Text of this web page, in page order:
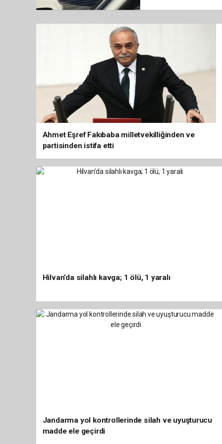
Ahmet Eşref Fakıbaba milletvekilliğinden ve
partisinden istifa etti
Hilvan’da silahlı kavga; 1 ölü, 1 yaralı
Jandarma yol kontrollerinde silah ve uyuşturucu
madde ele geçirdi